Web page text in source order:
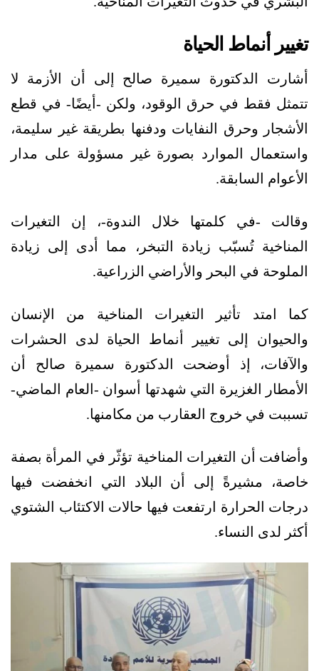
تغيير أنماط الحياة
أشارت الدكتورة سميرة صالح إلى أن الأزمة لا
تتمثل فقط في حرق الوقود، ولكن -أيضًا- في قطع
الأشجار وحرق النفايات ودفنها بطريقة غير سليمة،
واستعمال الموارد بصورة غير مسؤولة على مدار
الأعوام السابقة.
وقالت -في كلمتها خلال الندوة-، إن التغيرات
المناخية تُسبّب زيادة التبخر، مما أدى إلى زيادة
الملوحة في البحر والأراضي الزراعية.
كما امتد تأثير التغيرات المناخية من الإنسان
والحيوان إلى تغيير أنماط الحياة لدى الحشرات
والآفات، إذ أوضحت الدكتورة سميرة صالح أن
الأمطار الغزيرة التي شهدتها أسوان -العام الماضي-
تسببت في خروج العقارب من مكامنها.
وأضافت أن التغيرات المناخية تؤثّر في المرأة بصفة
خاصة، مشيرةً إلى أن البلاد التي انخفضت فيها
درجات الحرارة ارتفعت فيها حالات الاكتئاب الشتوي
أكثر لدى النساء.